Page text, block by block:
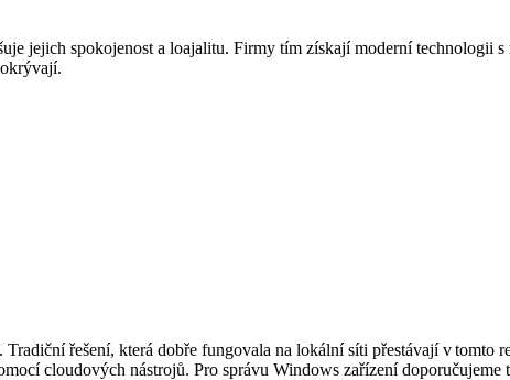
jejich spokojenost a loajalitu. Firmy tím získají moderní technologii
řešení, která dobře fungovala na lokální síti přestávají v tomto
cloudových nástrojů. Pro správu Windows zařízení